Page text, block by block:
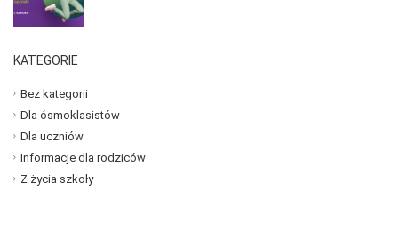
KATEGORIE
Bez kategorii
Dla ósmoklasistów
Dla uczniów
Informacje dla rodziców
Z życia szkoły